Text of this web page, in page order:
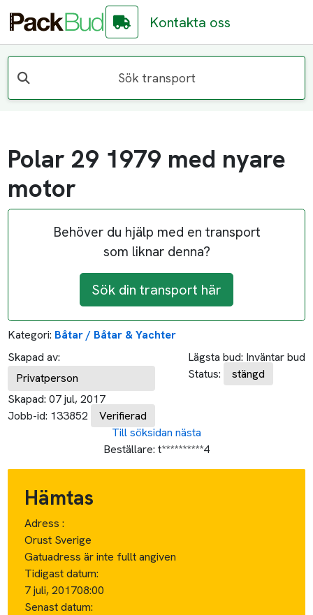
Kontakta oss
Sök transport
Polar 29 1979 med nyare
motor
Behöver du hjälp med en transport
som liknar denna?
Sök din transport här
Kategori: Båtar / Båtar & Yachter
Skapad av:
Privatperson
Skapad: 07 jul, 2017
Jobb-id: 133852 Verifierad
Lägsta bud: Inväntar bud
Status:
stängd
Till söksidan nästa
Beställare: t**********4
Hämtas
Adress :
Orust Sverige
Gatuadress är inte fullt angiven
Tidigast datum:
7 juli, 201708:00
Senast datum: